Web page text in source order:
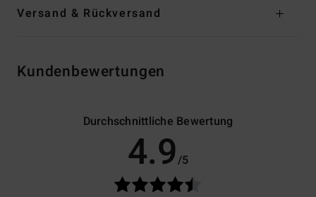
Versand & Rückversand
Kundenbewertungen
Durchschnittliche Bewertung
4.9/5